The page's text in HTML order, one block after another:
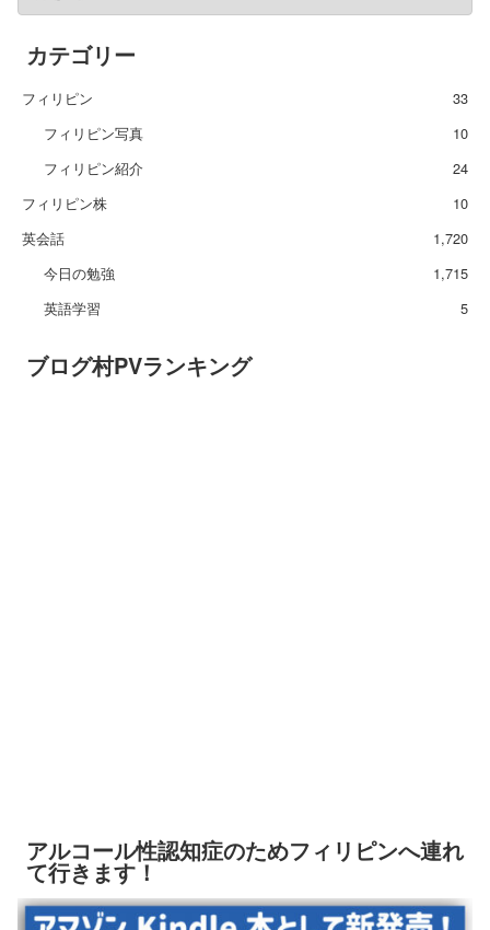
カテゴリー
フィリピン
33
フィリピン写真
10
フィリピン紹介
24
フィリピン株
10
英会話
1,720
今日の勉強
1,715
英語学習
5
ブログ村PVランキング
アルコール性認知症のためフィリピンへ連れ
て行きます！